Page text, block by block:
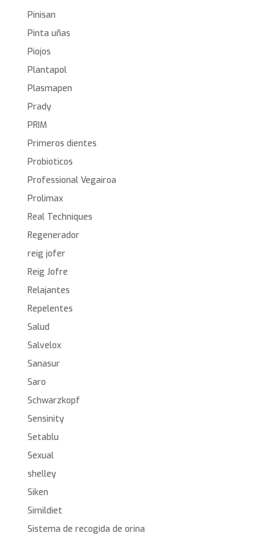
Pinisan
Pinta uñas
Piojos
Plantapol
Plasmapen
Prady
PRIM
Primeros dientes
Probioticos
Professional Vegairoa
Prolimax
Real Techniques
Regenerador
reig jofer
Reig Jofre
Relajantes
Repelentes
Salud
Salvelox
Sanasur
Saro
Schwarzkopf
Sensinity
Setablu
Sexual
shelley
Siken
Simildiet
Sistema de recogida de orina